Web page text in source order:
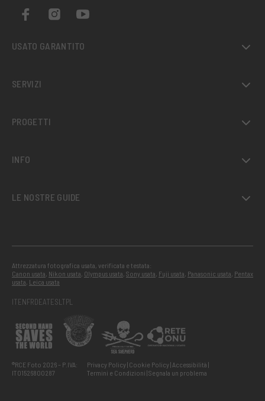
USATO GARANTITO
SERVIZI
PROGETTI
INFO
LE NOSTRE GUIDE
Attrezzatura fotografica usata, verificata e testata:
Canon usata, Nikon usata, Olympus usata, Sony usata, Fuji usata, Panasonic usata, Pentax
usata, Leica usata
ITENFRDEATESLTPL
®RCE Foto 2026 – P.IVA:
IT01526800287
Privacy Policy Cookie Policy Accessibilità
Termini e Condizioni Segnala un problema